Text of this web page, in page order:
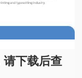
下载后查